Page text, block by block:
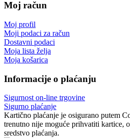
Moj račun
Moj profil
Moji podaci za račun
Dostavni podaci
Moja lista želja
Moja košarica
Informacije o plaćanju
Sigurnost on-line trgovine
Sigurno plaćanje
Kartično plaćanje je osigurano putem
trenutno nije moguće prihvatiti kartice,
sredstvo plaćanja.